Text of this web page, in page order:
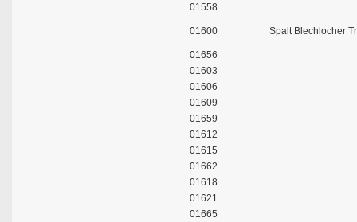
01558
01600 Spalt Blechlocher
01656
01603
01606
01609
01659
01612
01615
01662
01618
01621
01665